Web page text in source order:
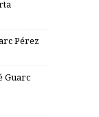
Pérez
Guarc